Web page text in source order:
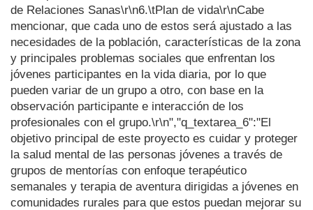
de Relaciones Sanas\r\n6.\tPlan de vida\r\nCabe
mencionar, que cada uno de estos será ajustado a las
necesidades de la población, características de la zona
y principales problemas sociales que enfrentan los
jóvenes participantes en la vida diaria, por lo que
pueden variar de un grupo a otro, con base en la
observación participante e interacción de los
profesionales con el grupo.\r\n","q_textarea_6":"El
objetivo principal de este proyecto es cuidar y proteger
la salud mental de las personas jóvenes a través de
grupos de mentorías con enfoque terapéutico
semanales y terapia de aventura dirigidas a jóvenes en
comunidades rurales para que estos puedan mejorar su